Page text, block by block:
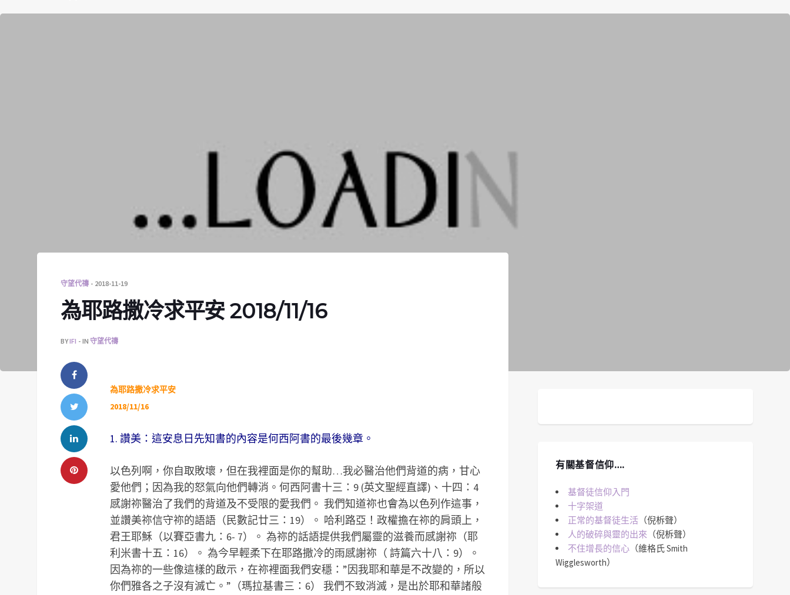
守望代禱 2018-11-19
為耶路撒冷求平安 2018/11/16
BYIFI IN 守望代禱
為耶路撒冷求平安
2018/11/16
1. 讚美：這安息日先知書的內容是何西阿書的最後幾章。
以色列啊，你自取敗壞，但在我裡面是你的幫助…我必醫治他們背道的病，甘心
愛他們；因為我的怒氣向他們轉消。何西阿書十三：9 (英文聖經直譯)、十四：4
感謝祢醫治了我們的背道及不受限的愛我們。 我們知道祢也會為以色列作這事，
並讚美祢信守祢的語語（民數記廿三：19）。 哈利路亞！政權擔在祢的肩頭上，
君王耶穌（以賽亞書九：6- 7）。 為祢的話語提供我們屬靈的滋養而感謝祢（耶
利米書十五：16）。 為今早輕柔下在耶路撒冷的雨感謝祢（ 詩篇六十八：9）。
因為祢的一些像這樣的啟示，在祢裡面我們安穩：”因我耶和華是不改變的，所以
你們雅各之子沒有滅亡。”（瑪拉基書三：6） 我們不致消滅，是出於耶和華諸般
有關基督信仰….
基督徒信仰入門
十字架道
正常的基督徒生活 （倪柝聲）
人的破碎與靈的出來 （倪柝聲）
不住增長的信心 （維格氏 Smith
Wigglesworth）